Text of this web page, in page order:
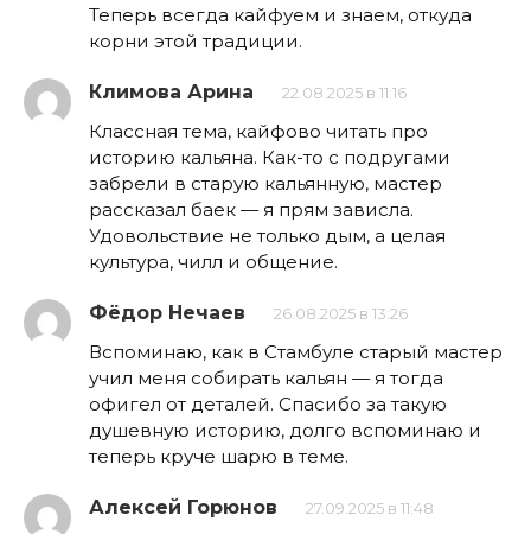
Теперь всегда кайфуем и знаем, откуда
корни этой традиции.
Климова Арина 22.08.2025 в 11:16
Классная тема, кайфово читать про
историю кальяна. Как-то с подругами
забрели в старую кальянную, мастер
рассказал баек — я прям зависла.
Удовольствие не только дым, а целая
культура, чилл и общение.
Фёдор Нечаев 26.08.2025 в 13:26
Вспоминаю, как в Стамбуле старый мастер
учил меня собирать кальян — я тогда
офигел от деталей. Спасибо за такую
душевную историю, долго вспоминаю и
теперь круче шарю в теме.
Алексей Горюнов 27.09.2025 в 11:48